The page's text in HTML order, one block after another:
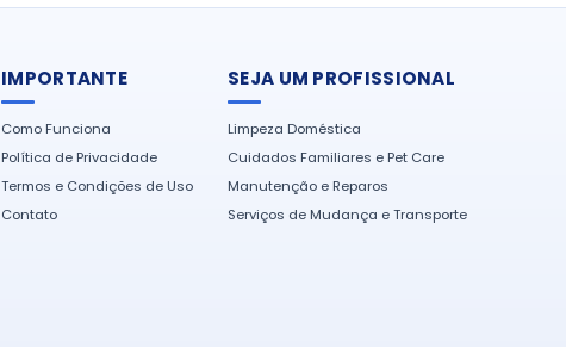
IMPORTANTE
Como Funciona
Política de Privacidade
Termos e Condições de Uso
Contato
SEJA UM PROFISSIONAL
Limpeza Doméstica
Cuidados Familiares e Pet Care
Manutenção e Reparos
Serviços de Mudança e Transporte